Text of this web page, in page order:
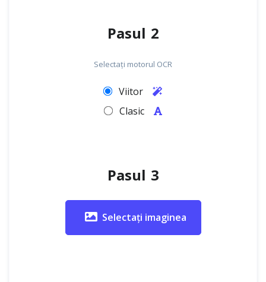
Pasul 2
Selectați motorul OCR
Viitor
Clasic
Pasul 3
Selectați imaginea